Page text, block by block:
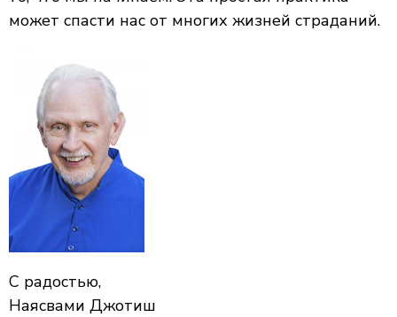
может спасти нас от многих жизней страданий.
С радостью,
Наясвами Джотиш